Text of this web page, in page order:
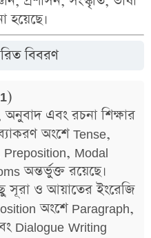
হয়েছে।
বিবরণ
এবং রচনা শিক্ষার
অংশে Tense,
Modal
অন্তর্ভুক্ত রয়েছে।
ও আয়াতের ইংরেজি
অংশে Paragraph,
Dialogue Writing